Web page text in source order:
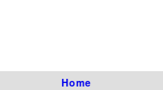
Home